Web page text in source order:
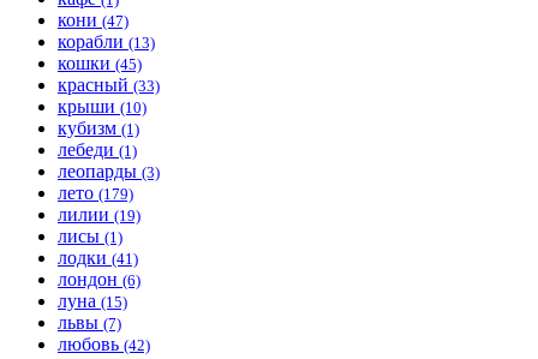
кони (47)
корабли (13)
кошки (45)
красный (33)
крыши (10)
кубизм (1)
лебеди (1)
леопарды (3)
лето (179)
лилии (19)
лисы (1)
лодки (41)
лондон (6)
луна (15)
львы (7)
любовь (42)